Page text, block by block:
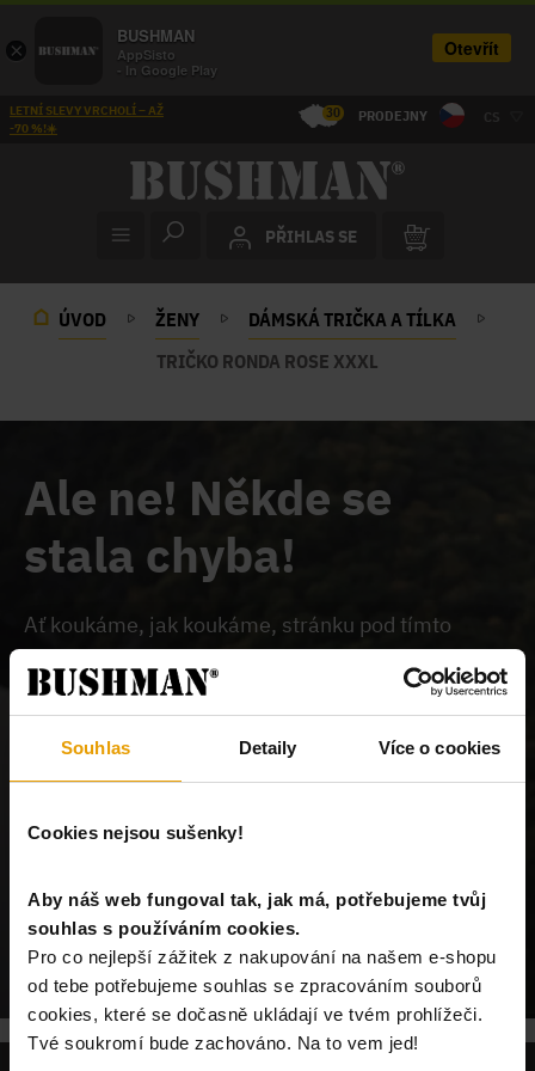
Souhlas Detaily Více o cookies
Cookies nejsou sušenky!
Aby náš web fungoval tak, jak má, potřebujeme tvůj
souhlas s používáním cookies.
Pro co nejlepší zážitek z nakupování na našem e-shopu
od tebe potřebujeme souhlas se zpracováním souborů
cookies, které se dočasně ukládají ve tvém prohlížeči.
Tvé soukromí bude zachováno. Na to vem jed!
LETNÍ SLEVY VRCHOLÍ – AŽ
-70 %!☀️
30 PRODEJNY CS
PŘIHLAS SE
ÚVOD ŽENY
DÁMSKÁ TRIČKA A TÍLKA
TRIČKO RONDA ROSE XXXL
Ale ne! Někde se
stala chyba!
Ať koukáme, jak koukáme, stránku pod tímto
odkazem na našem webu nemůžeme najít.
Buď je
chybně zadaný odkaz, nebo je požadovaný produkt
POKRAČUJ NA ÚVODNÍ STRÁNKU
×
BUSHMAN
AppSisto
- In Google Play
Otevřít